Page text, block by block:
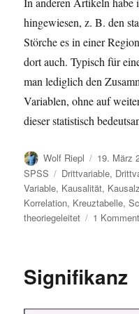
hingewiesen, z. B. den
Störche es in einer
dort auch. Typisch für
man lediglich den
Variablen, ohne auf
dieser statistisch
Autor
Wolf Riepl
am
19. März
SPSS
Schlagwörter
Drittvariable,
Variable, Kausalität,
Korrelation, Kreuztabelle,
theoriegeleitet
1
Signifikanz